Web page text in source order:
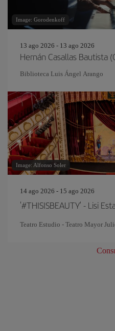
Image: Gorodenkoff
13 ago 2026 - 13 ago 2026
Hernán Casallas Bautista
Biblioteca Luis Ángel Arango
Image: Alfonso Soler
14 ago 2026 - 15 ago 2026
'#THISISBEAUTY' - Lisi
Teatro Estudio - Teatro Mayor